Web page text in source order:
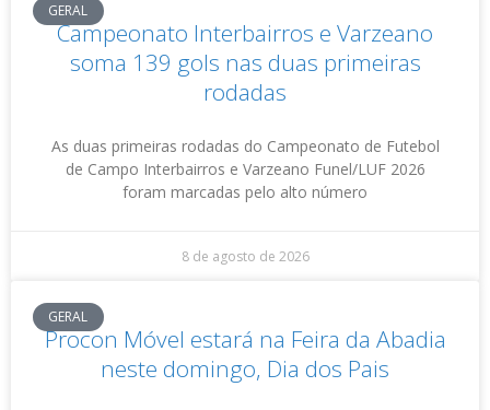
GERAL
Campeonato Interbairros e Varzeano
soma 139 gols nas duas primeiras
rodadas
As duas primeiras rodadas do Campeonato de Futebol
de Campo Interbairros e Varzeano Funel/LUF 2026
foram marcadas pelo alto número
8 de agosto de 2026
GERAL
Procon Móvel estará na Feira da Abadia
neste domingo, Dia dos Pais